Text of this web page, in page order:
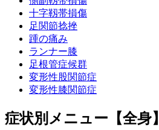
十字靱帯損傷
足関節捻挫
踵の痛み
ランナー膝
足根管症候群
変形性股関節症
変形性膝関節症
症状別メニュー【全身】